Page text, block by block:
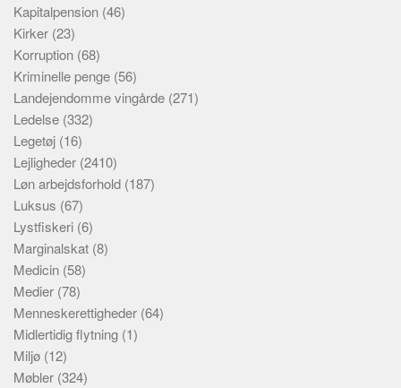
Kapitalpension (46)
Kirker (23)
Korruption (68)
Kriminelle penge (56)
Landejendomme vingårde (271)
Ledelse (332)
Legetøj (16)
Lejligheder (2410)
Løn arbejdsforhold (187)
Luksus (67)
Lystfiskeri (6)
Marginalskat (8)
Medicin (58)
Medier (78)
Menneskerettigheder (64)
Midlertidig flytning (1)
Miljø (12)
Møbler (324)